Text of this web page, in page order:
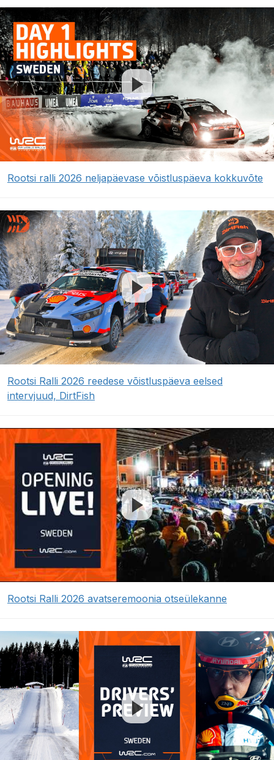
Rootsi ralli 2026 neljapäevase võistluspäeva kokkuvõte
Rootsi Ralli 2026 reedese võistluspäeva eelsed
intervjuud, DirtFish
Rootsi Ralli 2026 avatseremoonia otseülekanne